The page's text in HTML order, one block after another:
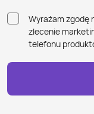
Wyrażam zgodę
zlecenie
telefonu